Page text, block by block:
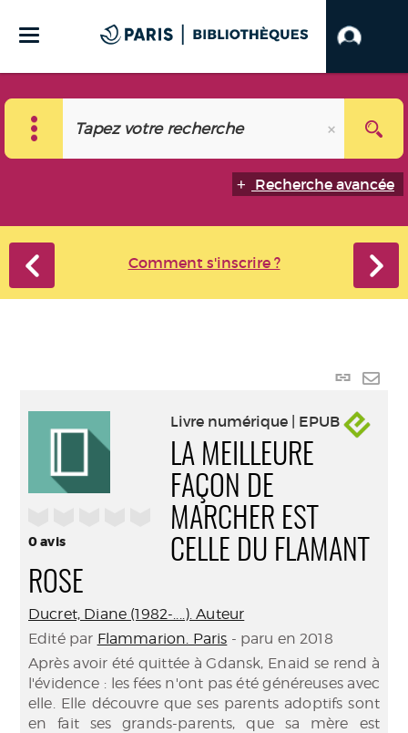
Recherche avancée
Comment s'inscrire ?
Lien
0avis
Livre numérique | EPUB
LA MEILLEURE
FAÇON DE
MARCHER EST
CELLE DU FLAMANT
ROSE
Ducret, Diane (1982-....). Auteur
Edité par Flammarion. Paris - paru en 2018
Après avoir été quittée à Gdansk, Enaid se rend à
l'évidence : les fées n'ont pas été généreuses avec
elle. Elle découvre que ses parents adoptifs sont
en fait ses grands-parents, que sa mère est